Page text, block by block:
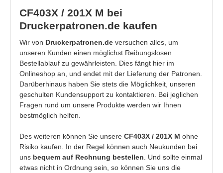
CF403X / 201X M bei
Druckerpatronen.de kaufen
Wir von Druckerpatronen.de versuchen alles, um
unseren Kunden einen möglichst Reibungslosen
Bestellablauf zu gewährleisten. Dies fängt hier im
Onlineshop an, und endet mit der Lieferung der Patronen.
Darüberhinaus haben Sie stets die Möglichkeit, unseren
geschulten Kundensupport zu kontaktieren. Bei jeglichen
Fragen rund um unsere Produkte werden wir Ihnen
bestmöglich helfen.
Des weiteren können Sie unsere CF403X / 201X M ohne
Risiko kaufen. In der Regel können auch Neukunden bei
uns bequem auf Rechnung bestellen . Und sollte einmal
etwas nicht in Ordnung sein, so können Sie uns die